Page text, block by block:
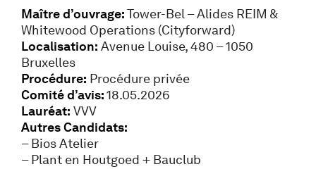
Maître d’ouvrage:Tower-Bel – Alides REIM &
Whitewood Operations (Cityforward)
Localisation: Avenue Louise, 480 – 1050
Bruxelles
Procédure: Procédure privée
Comité d’avis:18.05.2026
Lauréat: VVV
Autres Candidats:
– Bios Atelier
– Plant en Houtgoed + Bauclub